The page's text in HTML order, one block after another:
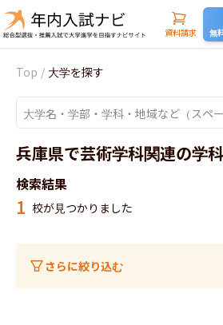
資料請求 無
Top / 大学を探す
兵庫県で芸術学科関連の学
検索結果
1 校が見つかりました
さらに絞り込む